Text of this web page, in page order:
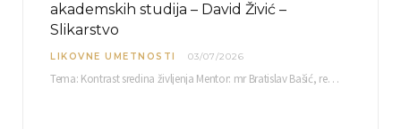
akademskih studija – David Živić –
Slikarstvo
LIKOVNE UMETNOSTI 03/07/2026
Tema: Kontrast sredina življenja Mentor: mr Bratislav Bašić, redovni profesor Sreda, 08.07.2026. u…